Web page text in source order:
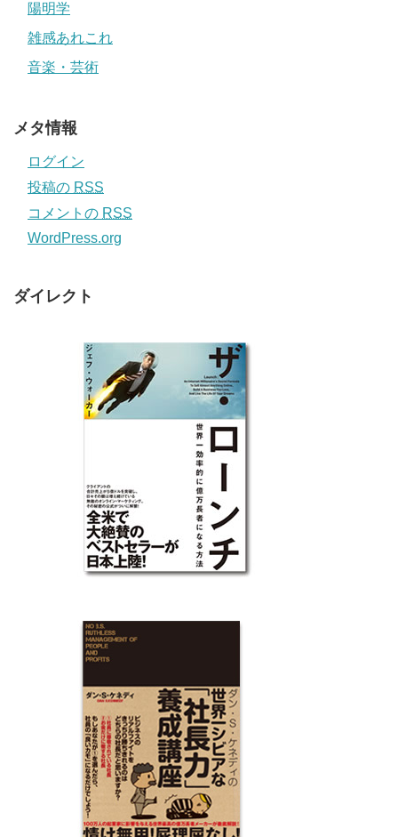
陽明学
雑感あれこれ
音楽・芸術
メタ情報
ログイン
投稿の RSS
コメントの RSS
WordPress.org
ダイレクト